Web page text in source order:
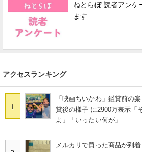
ねとらぼ 読者アンケ
ます
アクセスランキング
1
「映画ちいかわ」鑑賞前の
賞後の様子”に2900万表示「
よ」「いったい何が」
メルカリで買った商品が到